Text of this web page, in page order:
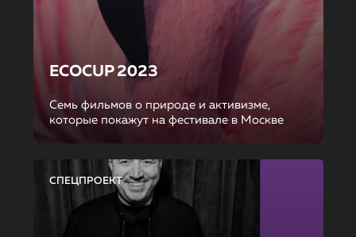
ECOCUP 2023
Семь фильмов о природе и активизме,
которые покажут на фестивале в Москве
СПЕЦПРОЕКТ